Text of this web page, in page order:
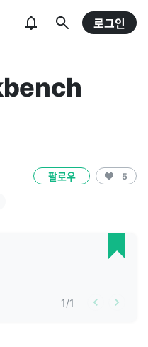
로그인
팔로우 5
1/1